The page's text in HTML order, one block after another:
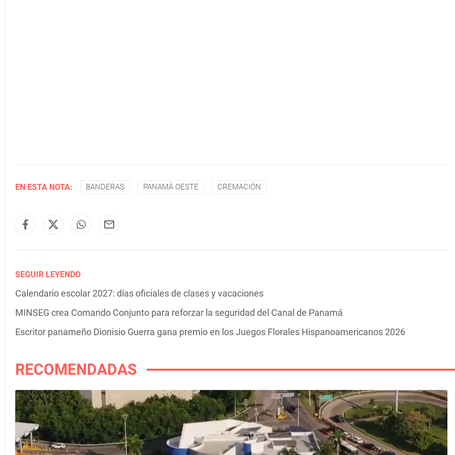
EN ESTA NOTA: BANDERAS PANAMÁ OESTE CREMACIÓN
SEGUIR LEYENDO
Calendario escolar 2027: días oficiales de clases y vacaciones
MINSEG crea Comando Conjunto para reforzar la seguridad del Canal de Panamá
Escritor panameño Dionisio Guerra gana premio en los Juegos Florales Hispanoamericanos 2026
RECOMENDADAS